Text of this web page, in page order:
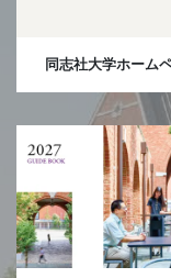
同志社大学ホーム